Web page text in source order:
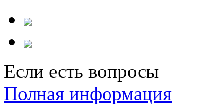
Если есть вопросы
Полная информация